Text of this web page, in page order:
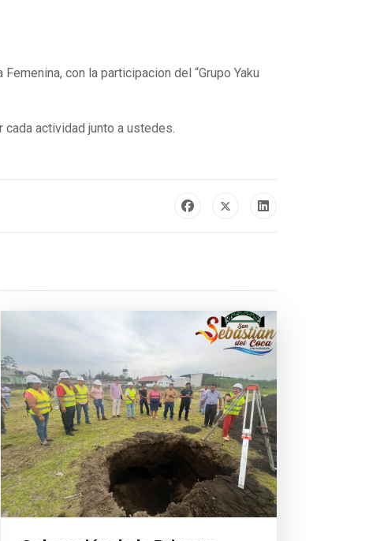
con la participacion del “Grupo Yaku
actividad junto a ustedes.